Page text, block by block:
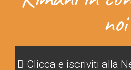
noi
Clicca e iscriviti alla